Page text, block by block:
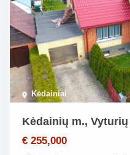
Kėdainiai
Kėdainių m.,
€ 255,000